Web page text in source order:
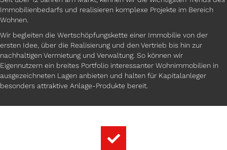
Immobilienbedarfs und realisieren komplexe Projekte im Bereich
Wohnen.
Wir begleiten die Wertschöpfungskette einer Immobilie von der
ersten Idee, über die Realisierung und den Vertrieb bis hin zur
nachhaltigen Vermietung und Verwaltung. So können wir
Eigennutzern ein breites Portfolio interessanter Wohnimmobilien in
ausgezeichneten Lagen anbieten und halten für Kapitalanleger
besonders attraktive Anlage-Produkte bereit.